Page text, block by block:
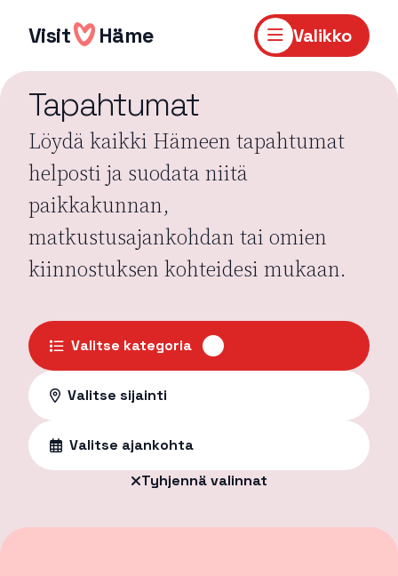
sisältöön
Visit Häme Valikko
Tapahtumat
Löydä kaikki Hämeen tapahtumat
helposti ja suodata niitä
paikkakunnan,
matkustusajankohdan tai omien
kiinnostuksen kohteidesi mukaan.
Valitse kategoria
Valitse sijainti
Valitse ajankohta
Tyhjennä valinnat